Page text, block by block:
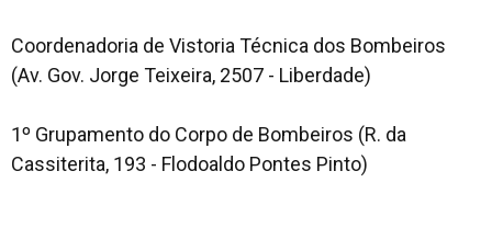
Coordenadoria de Vistoria Técnica dos Bombeiros
(Av. Gov. Jorge Teixeira, 2507 - Liberdade)
1º Grupamento do Corpo de Bombeiros (R. da
Cassiterita, 193 - Flodoaldo Pontes Pinto)